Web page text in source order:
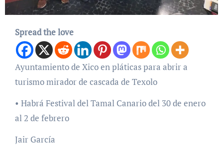
Spread the love
Ayuntamiento de Xico en pláticas para abrir a
turismo mirador de cascada de Texolo
• Habrá Festival del Tamal Canario del 30 de enero
al 2 de febrero
Jair García